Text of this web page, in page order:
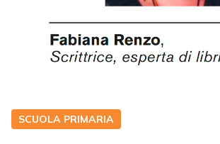
SCUOLA PRIMARIA